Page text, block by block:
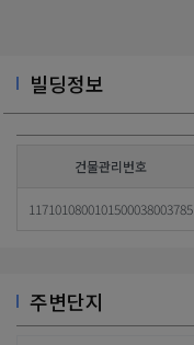
빌딩정보
건물관리번호
1171010800101500038003785
주변단지